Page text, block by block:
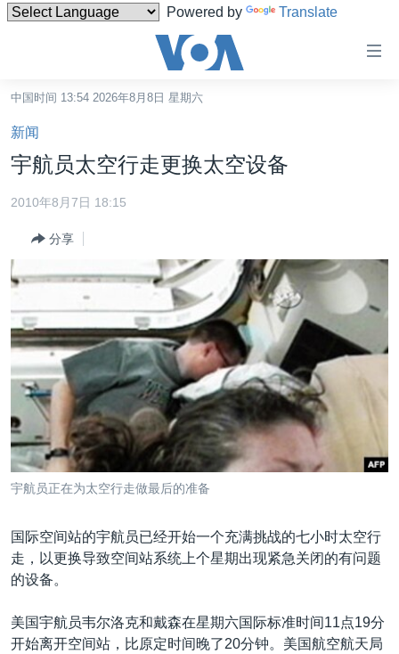
Powered by Translate
碍
链
接
转
容
跳
到
导
航
到
检
索
港澳
国际
最新国际新闻
印太
中东
欧洲
非洲
美洲
分类新闻
经济·金融·贸易
人权·法律·宗教
科教·文娱·体健
军事
劳工
美中关系
热点专题
白宫要闻
国会报道
美中关系
埃博拉疫情
美国之音专访
台海两岸关系
VOA视频
VOA今日焦点
中文广播
其他语言网站
中国时间 13:54 2026年8月8日 星期六
新闻
宇航员太空行走更换太空设备
2010年8月7日 18:15
分享
宇航员正在为太空行走做最后的准备
国际空间站的宇航员已经开始一个充满挑战的七小时太空行
走，以更换导致空间站系统上个星期出现紧急关闭的有问题
的设备。
美国宇航员韦尔洛克和戴森在星期六国际标准时间11点19分
开始离开空间站，比原定时间晚了20分钟。美国航空航天局